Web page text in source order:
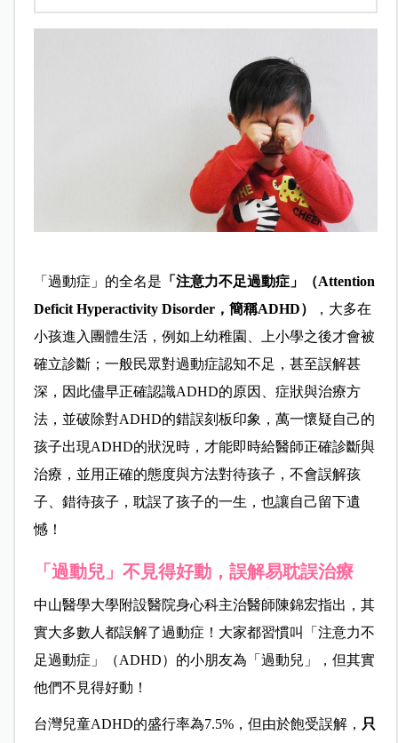
「過動症」的全名是 「注意力不足過動症」（Attention
Deficit Hyperactivity Disorder，簡稱ADHD）
，大多在
小孩進入團體生活，例如上幼稚園、上小學之後才會被
確立診斷； 一般民眾對過動症認知不足，甚至誤解甚
深，因此儘早正確認識ADHD的原因、症狀與治療方
法，並破除對ADHD的錯誤刻板印象，萬一懷疑自己的
孩子出現ADHD的狀況時，才能即時給醫師正確診斷與
治療，並用正確的態度與方法對待孩子，不會誤解孩
子、錯待孩子，耽誤了孩子的一生，也讓自己留下遺
憾！
「過動兒」不見得好動，誤解易耽誤治療
中山醫學大學附設醫院身心科主治醫師陳錦宏指出，其
實大多數人都誤解了過動症！大家都習慣叫「注意力不
足過動症」（ADHD）的小朋友為「過動兒」，但其實
他們不見得好動！
台灣兒童ADHD的盛行率為7.5%，但由於飽受誤解， 只